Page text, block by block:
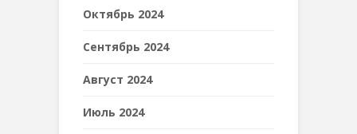
Октябрь 2024
Сентябрь 2024
Август 2024
Июль 2024